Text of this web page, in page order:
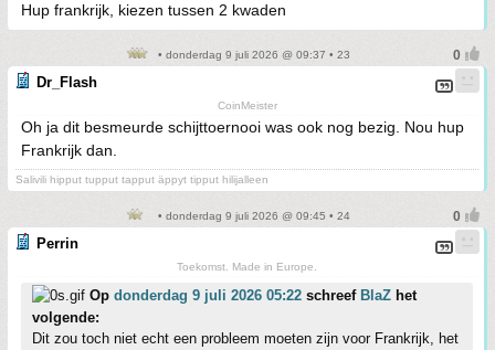
Hup frankrijk, kiezen tussen 2 kwaden
• donderdag 9 juli 2026 @ 09:37 • 23
Dr_Flash
CoinMeister
Oh ja dit besmeurde schijttoernooi was ook nog bezig. Nou hup
Frankrijk dan.
Salivili hipput tupput tapput äppyt tipput hilijalleen
• donderdag 9 juli 2026 @ 09:45 • 24
Perrin
Toekomst. Made in Europe.
Op donderdag 9 juli 2026 05:22 schreef BlaZ het
volgende:
Dit zou toch niet echt een probleem moeten zijn voor Frankrijk, het